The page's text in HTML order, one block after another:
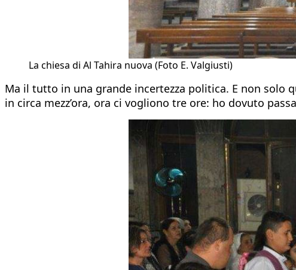
La chiesa di Al Tahira nuova (Foto E. Valgiusti)
Ma il tutto in una grande incertezza politica. E non solo
in circa mezz’ora, ora ci vogliono tre ore: ho dovuto